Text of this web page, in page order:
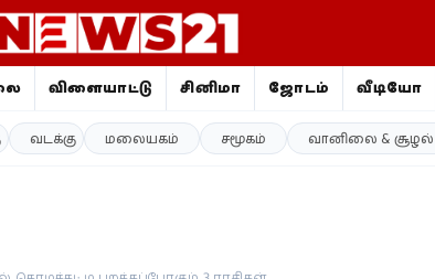
விளையாட்டு சினிமா ஜோதிடம் வீடியோ
வடக்கு மலையகம் சமூகம் வானிலை & சூழல்